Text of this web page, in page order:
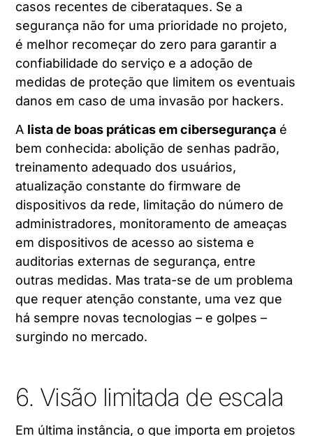
casos recentes de ciberataques. Se a
segurança não for uma prioridade no projeto,
é melhor recomeçar do zero para garantir a
confiabilidade do serviço e a adoção de
medidas de proteção que limitem os eventuais
danos em caso de uma invasão por hackers.
A lista de boas práticas em cibersegurança é
bem conhecida: abolição de senhas padrão,
treinamento adequado dos usuários,
atualização constante dofirmware de
dispositivos da rede, limitação do número de
administradores, monitoramento de ameaças
em dispositivos de acesso ao sistema e
auditorias externas de segurança, entre
outras medidas. Mas trata-se de um problema
que requer atenção constante, uma vez que
há sempre novas tecnologias – e golpes –
surgindo no mercado.
6. Visão limitada de escala
Em última instância, o que importa em projetos